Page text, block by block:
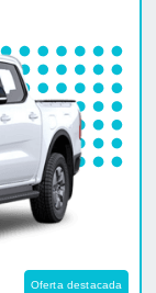
Oferta destacada